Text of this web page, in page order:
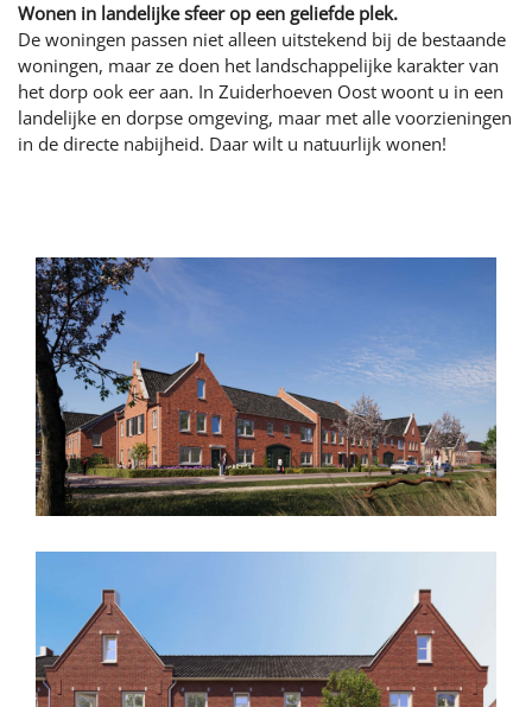
Wonen in landelijke sfeer op een geliefde plek.
De woningen passen niet alleen uitstekend bij de bestaande
woningen, maar ze doen het landschappelijke karakter van
het dorp ook eer aan. In Zuiderhoeven Oost woont u in een
landelijke en dorpse omgeving, maar met alle voorzieningen
in de directe nabijheid. Daar wilt u natuurlijk wonen!